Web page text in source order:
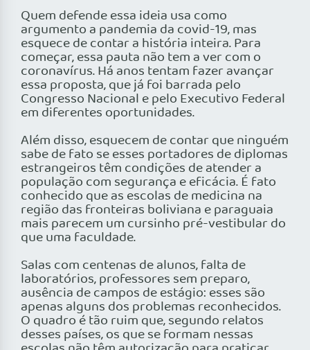
Quem defende essa ideia usa como
argumento a pandemia da covid-19, mas
esquece de contar a história inteira. Para
começar, essa pauta não tem a ver com o
coronavírus. Há anos tentam fazer avançar
essa proposta, que já foi barrada pelo
Congresso Nacional e pelo Executivo Federal
em diferentes oportunidades.
Além disso, esquecem de contar que ninguém
sabe de fato se esses portadores de diplomas
estrangeiros têm condições de atender a
população com segurança e eficácia. É fato
conhecido que as escolas de medicina na
região das fronteiras boliviana e paraguaia
mais parecem um cursinho pré-vestibular do
que uma faculdade.
Salas com centenas de alunos, falta de
laboratórios, professores sem preparo,
ausência de campos de estágio: esses são
apenas alguns dos problemas reconhecidos.
O quadro é tão ruim que, segundo relatos
desses países, os que se formam nessas